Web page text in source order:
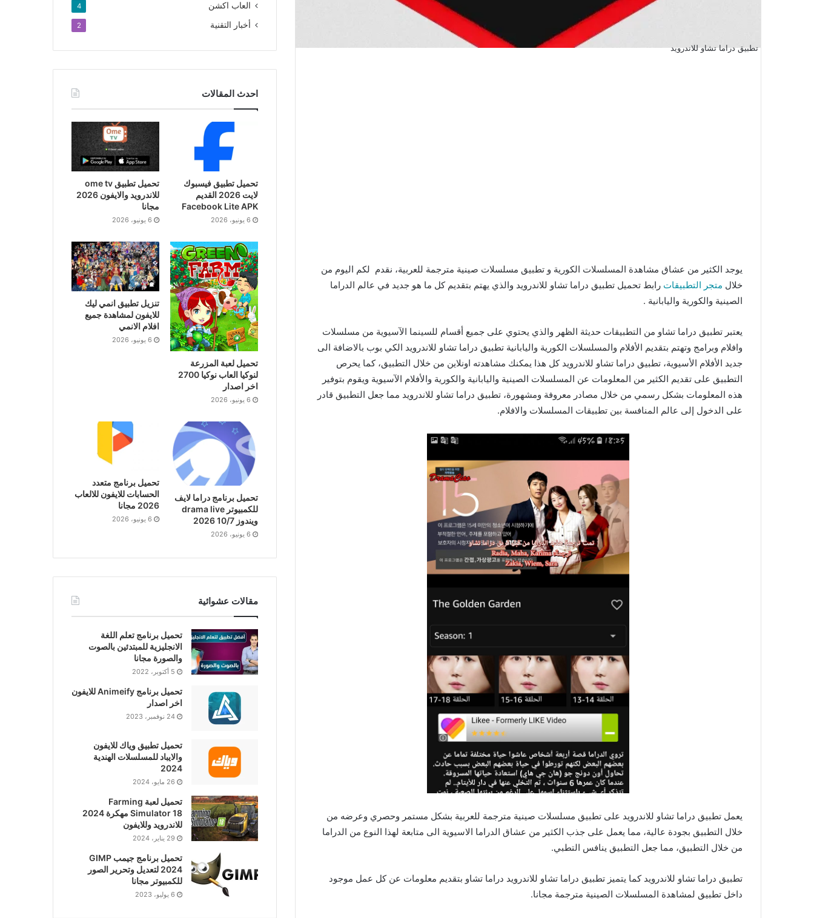
تطبيق دراما تشاو للاندرويد
يوجد الكثير من عشاق مشاهدة المسلسلات الكورية و تطبيق مسلسلات صينية مترجمة للعربية، نقدم لكم اليوم من
خلال متجر التطبيقات رابط تحميل تطبيق دراما تشاو للاندرويد والذي يهتم بتقديم كل ما هو جديد في عالم الدراما
الصينية والكورية واليابانية .
يعتبر تطبيق دراما تشاو من التطبيقات حديثة الظهر والذي يحتوي على جميع أقسام للسينما الآسيوية من مسلسلات
وافلام وبرامج وتهتم بتقديم الأفلام والمسلسلات الكورية واليابانية تطبيق دراما تشاو للاندرويد الكي بوب بالاضافة الى
جديد الأفلام الأسيوية، تطبيق دراما تشاو للاندرويد كل هذا يمكنك مشاهدته اونلاين من خلال التطبيق، كما يحرص
التطبيق على تقديم الكثير من المعلومات عن المسلسلات الصينية واليابانية والكورية والأفلام الآسيوية ويقوم بتوفير
هذه المعلومات بشكل رسمي من خلال مصادر معروفة ومشهورة، تطبيق دراما تشاو للاندرويد مما جعل التطبيق قادر
على الدخول إلى عالم المنافسة بين تطبيقات المسلسلات والافلام.
يعمل تطبيق دراما تشاو للاندرويد على تطبيق مسلسلات صينية مترجمة للعربية بشكل مستمر وحصري وعرضه من
خلال التطبيق بجودة عالية، مما يعمل على جذب الكثير من عشاق الدراما الاسيوية الى متابعة لهذا النوع من الدراما
من خلال التطبيق، مما جعل التطبيق ينافس التطبي.
تطبيق دراما تشاو للاندرويد كما يتميز تطبيق دراما تشاو للاندرويد دراما تشاو بتقديم معلومات عن كل عمل موجود
داخل تطبيق لمشاهدة المسلسلات الصينية مترجمة مجانا.
العاب اكشن 4
أخبار التقنية 2
احدث المقالات
تحميل تطبيق فيسبوك
لايت 2026 القديم
Facebook Lite APK
6 يونيو، 2026
تحميل تطبيق ome tv
للاندرويد والايفون 2026
مجانا
6 يونيو، 2026
تحميل لعبة المزرعة
لنوكيا العاب نوكيا 2700
اخر اصدار
6 يونيو، 2026
تنزيل تطبيق انمي ليك
للايفون لمشاهدة جميع
افلام الانمي
6 يونيو، 2026
تحميل برنامج دراما لايف
للكمبيوتر drama live
ويندوز 10/7 2026
6 يونيو، 2026
تحميل برنامج متعدد
الحسابات للايفون للالعاب
2026 مجانا
6 يونيو، 2026
مقالات عشوائية
تحميل برنامج تعلم اللغة
الانجليزية للمبتدئين بالصوت
والصورة مجانا
5 أكتوبر، 2022
تحميل برنامج Animeify للايفون
اخر اصدار
24 نوفمبر، 2023
تحميل تطبيق وياك للايفون
والايباد للمسلسلات الهندية
2024
26 مايو، 2024
تحميل لعبة Farming
Simulator 18 مهكرة 2024
للاندرويد وللايفون
29 يناير، 2024
تحميل برنامج جيمب GIMP
2024 لتعديل وتحرير الصور
للكمبيوتر مجانا
6 يوليو، 2023